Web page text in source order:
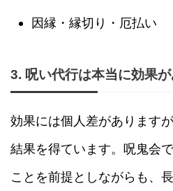
因縁・縁切り・厄払い
3. 呪い代行は本当に効果
効果には個人差があります
結果を得ています。呪鬼会
ことを前提としながらも、